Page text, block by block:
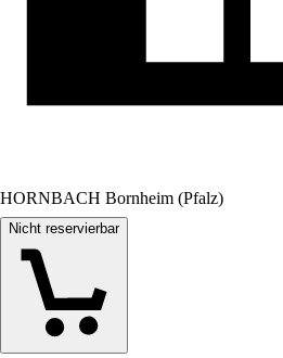
HORNBACH Bornheim (Pfalz)
Nicht reservierbar